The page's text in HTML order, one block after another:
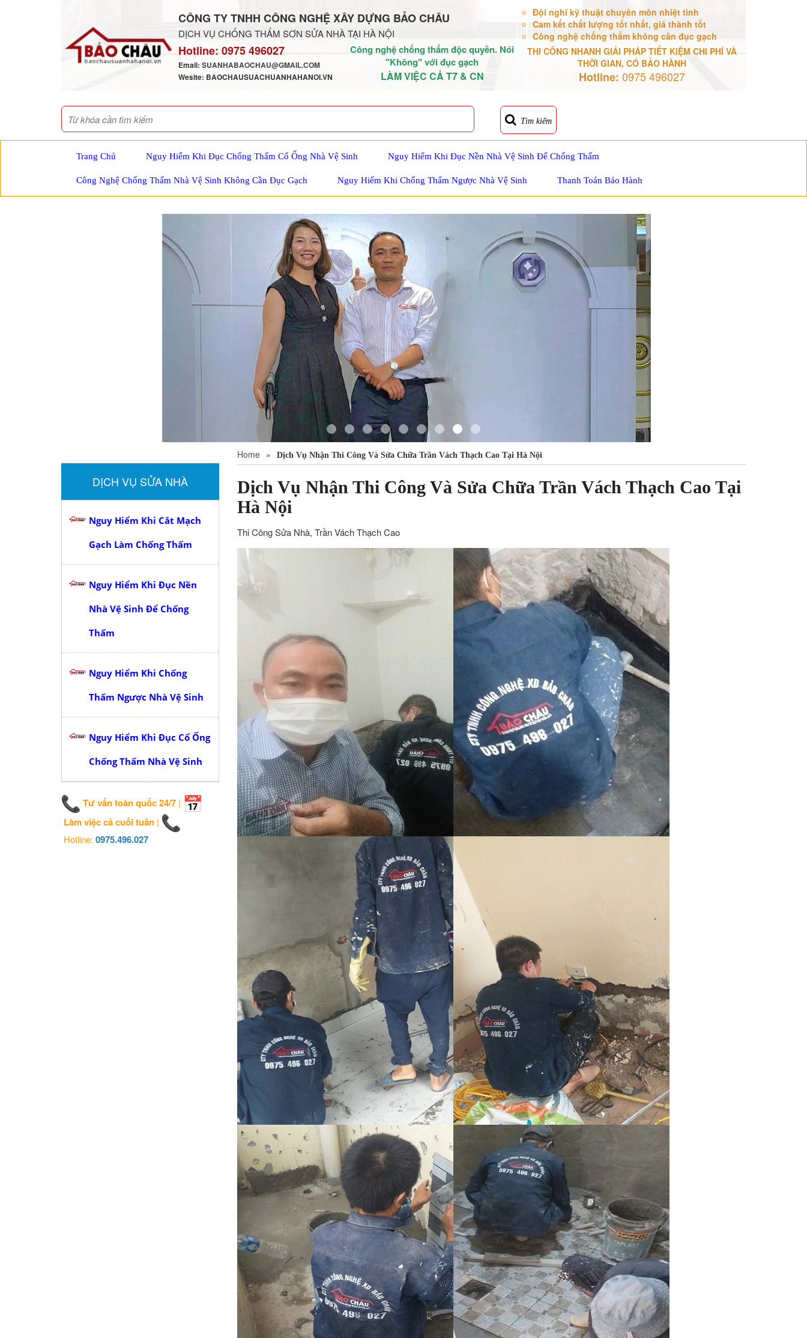
CÔNG TY TNHH CÔNG NGHỆ XÂY DỰNG BẢO CHÂU
DỊCH VỤ CHỐNG THẤM SƠN SỬA NHÀ TẠI HÀ NỘI
Hotline: 0975 496027
Email: SUANHABAOCHAU@GMAIL.COM
Wesite: BAOCHAUSUACHUANHAHANOI.VN
Công nghệ chống thấm độc quyền. Nói
"Không" với đục gạch
LÀM VIỆC CẢ T7 & CN
Đội nghĩ kỹ thuật chuyên môn nhiệt tình
Cam kết chất lượng tốt nhất, giá thành tốt
Công nghệ chống thấm không cần đục gạch
THI CÔNG NHANH GIẢI PHÁP TIẾT KIỆM CHI PHÍ VÀ
THỜI GIAN, CÓ BẢO HÀNH
Hotline: 0975 496027
Tìm kiếm
Trang Chủ Nguy Hiểm Khi Đục Chống Thấm Cổ Ống Nhà Vệ Sinh Nguy Hiểm Khi Đục Nền Nhà Vệ Sinh Để Chống Thấm
Công Nghệ Chống Thấm Nhà Vệ Sinh Không Cần Đục Gạch Nguy Hiểm Khi Chống Thấm Ngược Nhà Vệ Sinh Thanh Toán Bảo Hành
DỊCH VỤ SỬA NHÀ
Nguy Hiểm Khi Cắt Mạch
Gạch Làm Chống Thấm
Nguy Hiểm Khi Đục Nền
Nhà Vệ Sinh Để Chống
Thấm
Nguy Hiểm Khi Chống
Thấm Ngược Nhà Vệ Sinh
Nguy Hiểm Khi Đục Cổ Ống
Chống Thấm Nhà Vệ Sinh
Tư vấn toàn quốc 24/7 |
Làm việc cả cuối tuần |
Hotline: 0975.496.027
Home » Dịch Vụ Nhận Thi Công Và Sửa Chữa Trần Vách Thạch Cao Tại Hà Nội
Dịch Vụ Nhận Thi Công Và Sửa Chữa Trần Vách Thạch Cao Tại
Hà Nội
Thi Công Sửa Nhà, Trần Vách Thạch Cao